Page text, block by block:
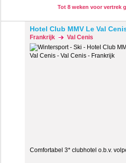
Tot 8 weken voor vertrek
Hotel Club MMV Le Val
Frankrijk Val Cenis
Comfortabel 3* clubhotel o.b.v.